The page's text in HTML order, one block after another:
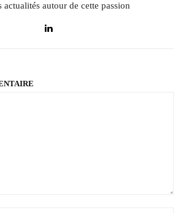
actualités autour de cette passion